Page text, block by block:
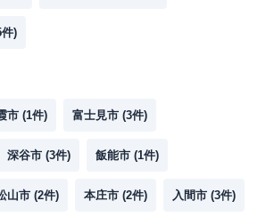
件)
市 (1件) 富士見市 (3件)
深谷市 (3件) 飯能市 (1件)
山市 (2件) 本庄市 (2件) 入間市 (3件)